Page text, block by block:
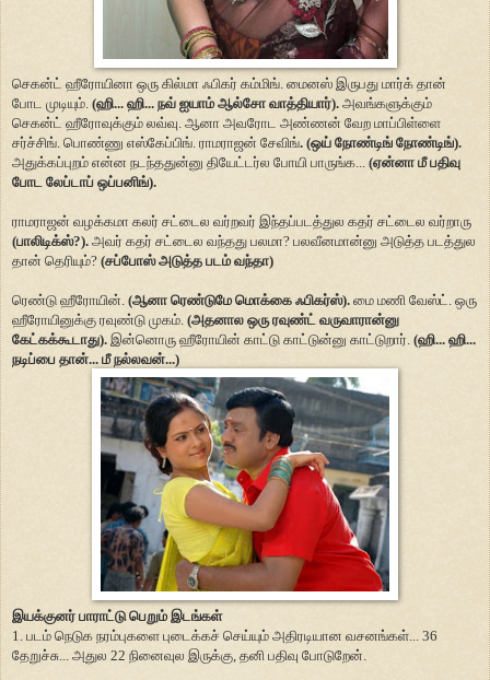
செகன்ட் ஹீரோயினா ஒரு கில்மா ஃபிகர் கம்மிங். மைனஸ் இருபது மார்க் தான்
போட முடியும். (ஹி... ஹி... நவ் ஐயாம் ஆல்சோ வாத்தியார்). அவங்களுக்கும்
செகன்ட் ஹீரோவுக்கும் லவ்வு. ஆனா அவரோட அண்ணன் வேற மாப்பிள்ளை
சர்ச்சிங். பொண்ணு எஸ்கேப்பிங். ராமராஜன் சேவிங். (ஒய் நோண்டிங் நோண்டிங்).
அதுக்கப்புறம் என்ன நடந்ததுன்னு தியேட்டர்ல போயி பாருங்க... (ஏன்னா மீ பதிவு
போட லேப்டாப் ஒப்பனிங்).
ராமராஜன் வழக்கமா கலர் சட்டைல வர்றவர் இந்தப்படத்துல கதர் சட்டைல வர்றாரு
(பாலிடிக்ஸ்?). அவர் கதர் சட்டைல வந்தது பலமா? பலவீனமான்னு அடுத்த படத்துல
தான் தெரியும்? (சப்போஸ் அடுத்த படம் வந்தா)
ரெண்டு ஹீரோயின். (ஆனா ரெண்டுமே மொக்கை ஃபிகர்ஸ்). மை மணி வேஸ்ட். ஒரு
ஹீரோயினுக்கு ரவுண்டு முகம். (அதனால ஒரு ரவுண்ட் வருவாரான்னு
கேட்கக்கூடாது). இன்னொரு ஹீரோயின் காட்டு காட்டுன்னு காட்டுறார். (ஹி... ஹி...
நடிப்பை தான்... மீ நல்லவன்...)
இயக்குனர் பாராட்டு பெறும் இடங்கள்
1. படம் நெடுக நரம்புகளை புடைக்கச் செய்யும் அதிரடியான வசனங்கள்... 36
தேறுச்சு... அதுல 22 நினைவுல இருக்கு, தனி பதிவு போடுறேன்.